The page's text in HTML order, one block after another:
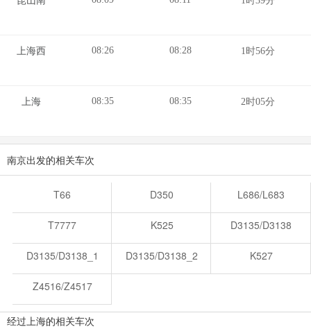
上海西 08:26 08:28 1时56分
上海 08:35 08:35 2时05分
南京出发的相关车次
T66 D350 L686/L683
T7777 K525 D3135/D3138
D3135/D3138_1 D3135/D3138_2 K527
Z4516/Z4517
经过上海的相关车次